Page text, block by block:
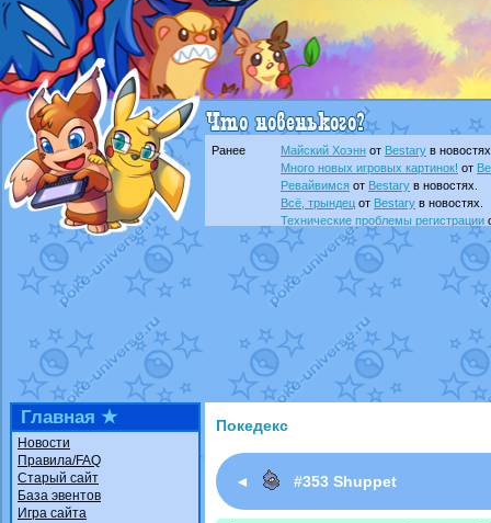
Ранее Майский Хоэнн от Bestary в
Много новых игровых картинок! от
Ревайвимся от Bestary в новостях.
Всё, трындец от Bestary в новостях.
Технические проблемы регистрации
доброе утро славянеот Dakkuв
Йолда и Мимикьюот MavisNyanCat
Недовольный котомангуст
от
The Dark Wishmakerот Randomon в
в
ilovearceus
Raging Boltот GraceDaFox
в
Shadow mismagius от
в
художник
от vicavica в фанарте.
Главная ★
Новости
Правила/FAQ
Старый сайт
База эвентов
Игра сайта
Покедекс
◄ #353 Shuppet